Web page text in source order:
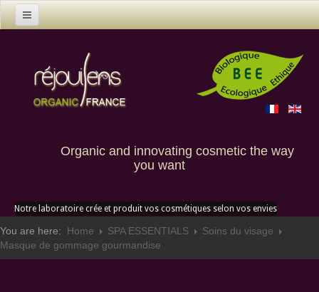
Organic and innovating cosmetic the way
you want
Products
Contact us
Notre laboratoire crée et produit vos cosmétiques selon vos envies
You are here: Home SPA ESSENTIALS
Soins du visage
Masque de gommage gourmandise